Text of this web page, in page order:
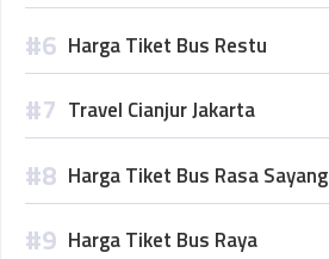
Harga Tiket Bus Restu
Travel Cianjur Jakarta
Harga Tiket Bus Rasa Sayang
Harga Tiket Bus Raya